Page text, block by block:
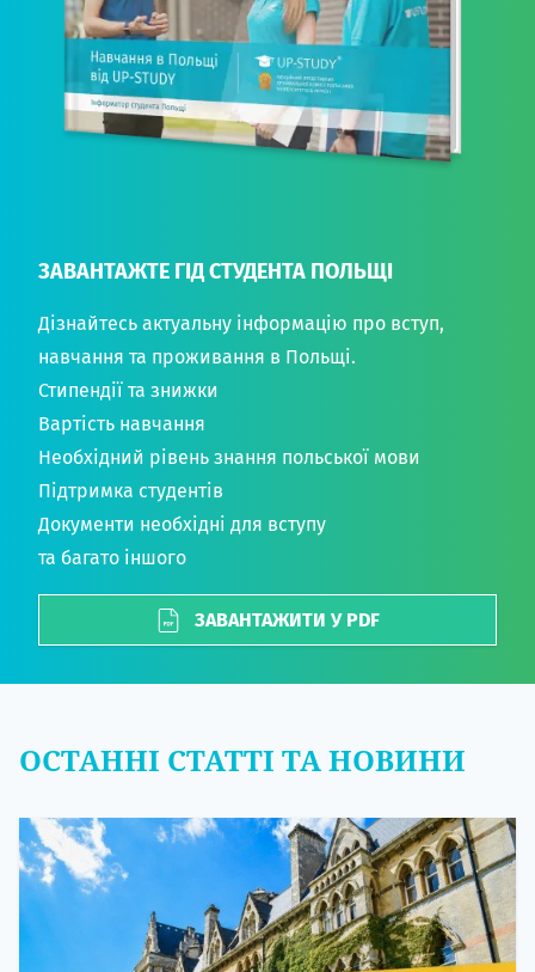
ЗАВАНТАЖТЕ ГІД СТУДЕНТА ПОЛЬЩІ
Дізнайтесь актуальну інформацію про вступ,
навчання та проживання в Польщі.
Стипендії та знижки
Вартість навчання
Необхідний рівень знання польської мови
Підтримка студентів
Документи необхідні для вступу
та багато іншого
ЗАВАНТАЖИТИ У PDF
ОСТАННІ СТАТТІ ТА НОВИНИ